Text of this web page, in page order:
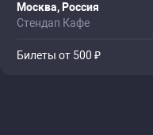
Москва, Россия
Стендап Кафе
Билеты от 500 ₽